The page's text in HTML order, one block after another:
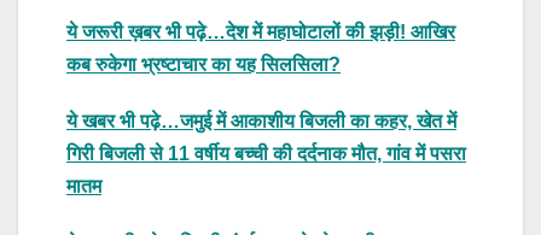
ये जरूरी ख़बर भी पढ़े…देश में महाघोटालों की झड़ी! आखिर
कब रुकेगा भ्रष्टाचार का यह सिलसिला?
ये खबर भी पढ़े…जमुई में आकाशीय बिजली का कहर, खेत में
गिरी बिजली से 11 वर्षीय बच्ची की दर्दनाक मौत, गांव में पसरा
मातम